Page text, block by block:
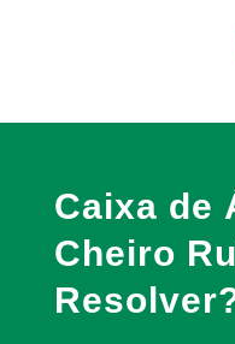
Caixa de
Cheiro